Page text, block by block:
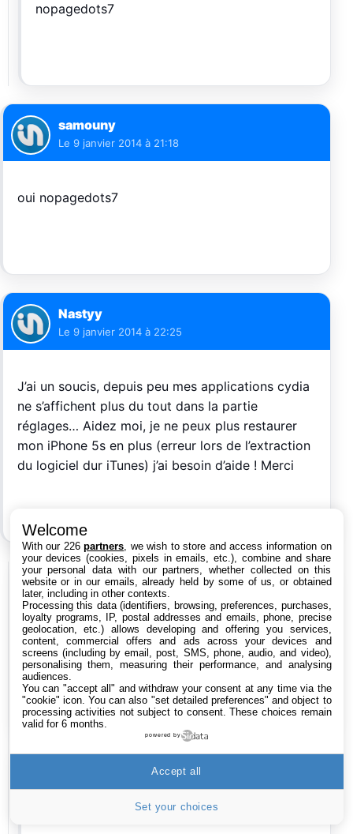
nopagedots7
samouny
Le 9 janvier 2014 à 21:18
oui nopagedots7
Nastyy
Le 9 janvier 2014 à 22:25
J’ai un soucis, depuis peu mes applications cydia
ne s’affichent plus du tout dans la partie
réglages… Aidez moi, je ne peux plus restaurer
mon iPhone 5s en plus (erreur lors de l’extraction
du logiciel dur iTunes) j’ai besoin d’aide ! Merci
Nastyy
Le9 janvier 2014 à 22:26
Sur*
Le9 janvier 2014 à 23:20
Welcome
With our 226partners , we wish to store and access information on
your devices (cookies, pixels in emails, etc.), combine and share
your personal data with our partners, whether collected on this
website or in our emails, already held by some of us, or obtained
later, including in other contexts.
Processing this data (identifiers, browsing, preferences, purchases,
loyalty programs, IP, postal addresses and emails, phone, precise
geolocation, etc.) allows developing and offering you services,
content, commercial offers and ads across your devices and
screens (including by email, post, SMS, phone, audio, and video),
personalising them, measuring their performance, and analysing
audiences.
You can "accept all" and withdraw your consent at any time via the
"cookie" icon. You can also "set detailed preferences" and object to
processing activities not subject to consent. These choices remain
valid for 6 months.
powered by
Set your choices
Accept all